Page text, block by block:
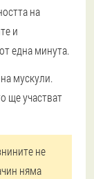
на
и
една минута.
мускули.
ще участват
не
няма